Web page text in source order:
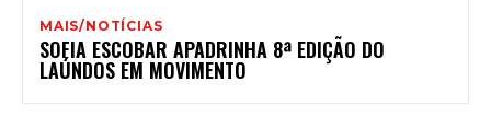
MAIS/NOTÍCIAS
SOFIA ESCOBAR APADRINHA 8ª EDIÇÃO DO
LAÚNDOS EM MOVIMENTO